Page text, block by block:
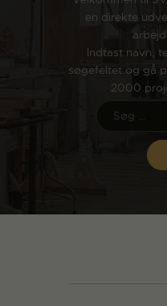
en direkte
Indtast navn,
søgefeltet og gå
2000
ANSØG
OM SVFK
ENGLISH